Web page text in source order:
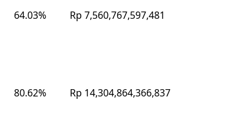
64.03% Rp 7,560,767,597,481
80.62% Rp 14,304,864,366,837